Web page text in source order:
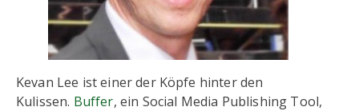
Kevan Lee ist einer der Köpfe hinter den
Kulissen. Buffer, ein Social Media Publishing Tool,